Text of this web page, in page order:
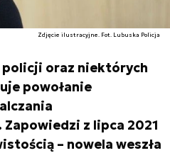
Zdjęcie ilustracyjne. Fot. Lubuska Policja
oraz niektórych
powołanie
z lipca 2021
– nowela weszła